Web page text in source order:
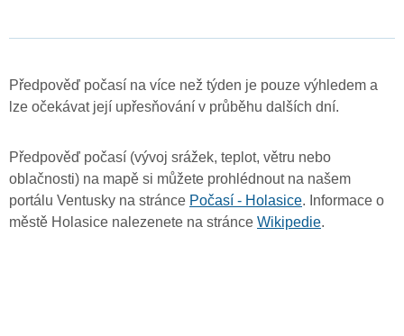
Předpověď počasí na více než týden je pouze výhledem a
lze očekávat její upřesňování v průběhu dalších dní.
Předpověď počasí (vývoj srážek, teplot, větru nebo
oblačnosti) na mapě si můžete prohlédnout na našem
portálu Ventusky na stránce Počasí - Holasice. Informace o
městě Holasice nalezenete na stránce Wikipedie.